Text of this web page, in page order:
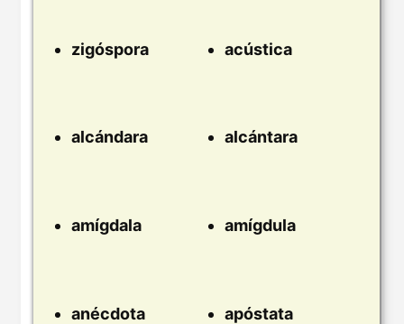
zigóspora acústica
alcándara alcántara
amígdala amígdula
anécdota apóstata